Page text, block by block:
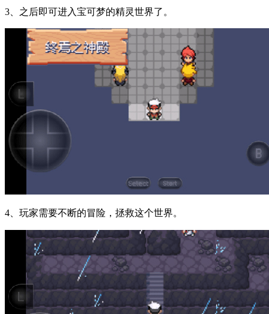
3、之后即可进入宝可梦的精灵世界了。
4、玩家需要不断的冒险，拯救这个世界。